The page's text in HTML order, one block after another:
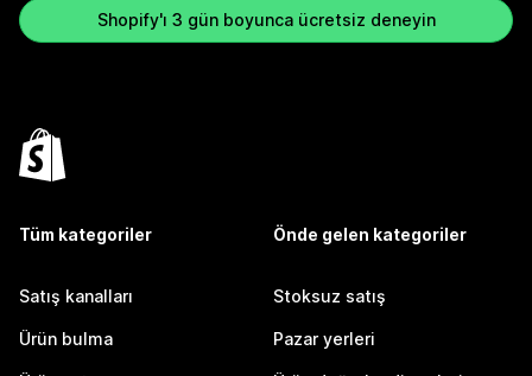
Shopify'ı 3 gün boyunca ücretsiz deneyin
Tüm kategoriler
Satış kanalları
Ürün bulma
Önde gelen kategoriler
Stoksuz satış
Pazar yerleri